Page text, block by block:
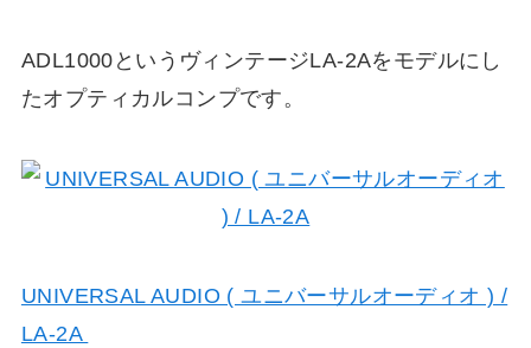
ADL1000というヴィンテージLA-2Aをモデルにし
たオプティカルコンプです。
UNIVERSAL AUDIO ( ユニバーサルオーディオ ) /
LA-2A